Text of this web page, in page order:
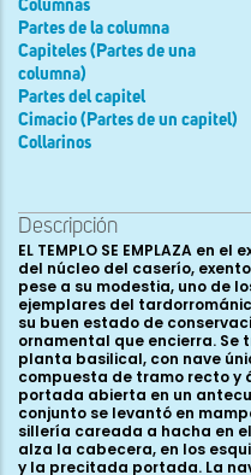
Columnas
Partes de la columna
Capiteles (Partes de una
columna)
Partes del capitel
Cimacio (Partes de un capitel)
Collarinos
Descripción
EL TEMPLO SE EMPLAZA en el extremo oriental y a cierta distancia del núcleo del caserío, exento de edificaciones, constituyendo, pese a su modestia, uno de los más hermosos y completos ejemplares del tardorrománico de la cuenca del Pirón, tanto por su buen estado de conservación como por la riqueza ornamental que encierra. Se trata de un sencillo edificio de planta basilical, con nave única coronada por cabecera compuesta de tramo recto y ábside semicircular, con la portada abierta en un antecuerpo de la fachada meridional. El conjunto se levantó en mampostería, reforzada por buena sillería careada a hacha en el banco corrido sobre el que se alza la cabecera, en los esquinales, encintado de vanos, aleros y la precitada portada. La nave se cubre hoy con una moderna parhilera, aunque tanto el grosor de sus muros como la ausencia de refuerzos indican que el primitivo cierre debió ser del mismo tipo, reservándose los abovedamientos para la cabecera, con cañón apuntado en el presbiterio y de horno -generada por arco de idéntico perfil- en el ábside, ambas sobre impostas de listel y nacela. Como es habitual, la cabecera es, junto a la portada, donde se concentran los mayores esfuerzos constructivos y decorativos. Exteriormente manifiesta gran simplicidad, mostrando el ábside su tambor liso y enfoscado, con una simple ventana rasgada en el eje, abocinada al interior y rodeada por arco de medio punto y jambas lisas, con impostas y chambrana molduradas con nacela. Corona los muros del ábside y presbiterio un ornamentado alero, dispuesto sobre una hilera de sillería que regulariza el muro. Consta de cornisa moldurada con doble nacela escalonada, soportada, como es habitual en tierras segovianas, por hilera de canes entre los que se disponen metopas decoradas. Éstas reciben en su mayoría florones de anchas hojas de nervio central en cuyo centro, a modo de botón, se disponen rosetas, aunque no faltan algunas con entrelazos de cestería o formando motivos geométricos, y aún otras con animales, como el felino pasante del hemiciclo o un estilizado pavo real en el muro norte del presbiterio. En los canes del hemiciclo se disponen motivos recurrentes en las iglesias cercanas de la cuenca del Pirón: aves varias, entre ellas dos lechuzas y otras tantas zancudas -probablemente cigüeñas como las que hoy día pueblan los tejados del templo-, bustos humanos masculinos y femeninos, ataviados con mantos de gruesos pliegues y las damas con altas tocas, formando asociaciones de muy difícil interpretación dada la representación frontal de las figuras, el prótomo de un rugiente felino y otros de cérvidos y bóvidos, un híbrido de ave con cabeza felina, etc. En la cornisa del muro septentrional del presbiterio encontramos, junto al codillo del ábside, un canecillo decorado con un rudo diablillo antropomorfo de abultado vientre y ataviado con calzas, de grotesco rostro barbado, orejas puntiagudas y cabellera llameante, dispuesto con los brazos en jarras. Junto a él, tras una estilizada cigüeña, en los cuatro canecillos siguientes asistimos a una probable escena de caza, con un venado al que flanquean dos infantes armados con lanzas y haciendo sonar el olifante, así como un fracturado lebrel, el antes citado pavo real en la metopa inmediata al ciervo y una liebre en el modillón inmediato al codillo de la nave. Al interior, da paso a la cabecera un arco triunfal netamente apuntado y doblado, que reposa en sendos machones con semicolumnas adosadas que parten, sobre el banco corrido en el que se asienta toda la capilla, de basas áticas de fino toro superior, escocia y grueso y desarrollado toro inferior, con bolas y sobre plinto. Coronan estas columnas hermosos capiteles figurados. El del lado de la epístola se decora con dos parejas de aves, enredadas en un follaje que se devanan en picar con su cuerpos encorvados, uno de los motivos más recurrentes del románico segoviano, presente tanto en los edificios del Pirón como en los de la zona de Fuentidueña o la iglesia de La Trinidad de la capital. Mayor interés, estilístico e iconográfico, manifiesta el capitel correspondiente al lado del evangelio del arco triunfal, que recoge el tema de la despedida -o, como entiende Margarita Vila, el reencuentro- de la dama y el caballero. Éste último aparece en el lateral que mira a la nave, en forma de jinete barbado y tocado con corona, ataviado con túnica corta y capa, sobre cuyo vuelo reposa lo que parece un mutilado halcón. Sujeta el caballero los